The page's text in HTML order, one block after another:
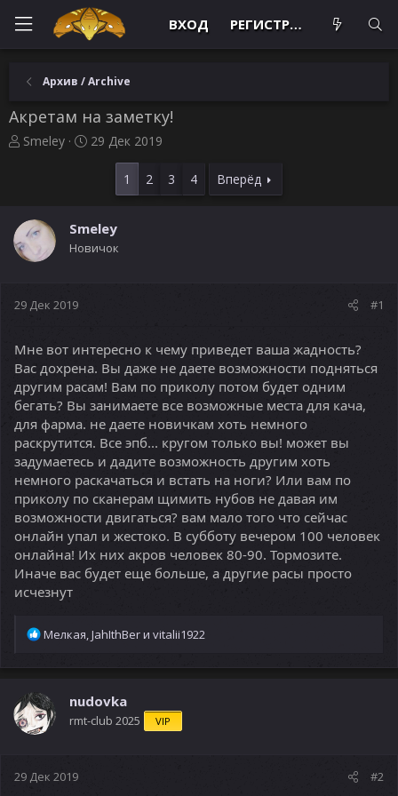
ВХОД РЕГИСТРАЦИЯ
Архив / Archive
Акретам на заметку!
А
т
е
м
Smeley
Д
а
а
29 Дек 2019
1 2 3 4 Вперёд
Smeley
Новичок
29 Дек 2019 #1
Мне вот интересно к чему приведет ваша жадность?
Вас дохрена. Вы даже не даете возможности подняться
другим расам! Вам по приколу потом будет одним
бегать? Вы занимаете все возможные места для кача,
для фарма. не даете новичкам хоть немного
раскрутится. Все эпб... кругом только вы! может вы
задумаетесь и дадите возможность другим хоть
немного раскачаться и встать на ноги? Или вам по
приколу по сканерам щимить нубов не давая им
возможности двигаться? вам мало того что сейчас
онлайн упал и жестоко. В субботу вечером 100 человек
онлайна! Их них акров человек 80-90. Тормозите.
Иначе вас будет еще больше, а другие расы просто
исчезнут
Р
а
ц
и
и
Мелкая JahIthBerи vitalii1922
nudovka
rmt-club 2025 VIP
29 Дек 2019 #2